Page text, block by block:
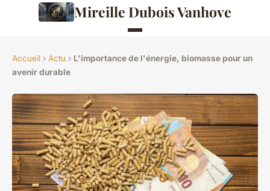
Mireille Dubois Vanhove
Accueil › Actu › L'importance de l'énergie, biomasse pour un
avenir durable